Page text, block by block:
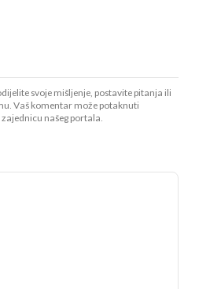
svoje mišljenje, postavite pitanja ili
Vaš komentar može potaknuti
našeg portala.